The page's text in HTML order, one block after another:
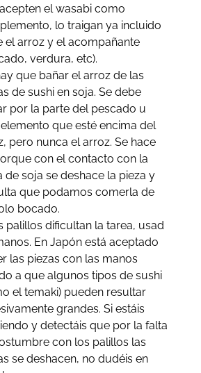
el wasabi como
lo traigan ya incluido
el arroz y el acompañante
verdura, etc).
que bañar el arroz de las
de sushi en soja. Se debe
por la parte del pescado u
que esté encima del
pero nunca el arroz. Se hace
con el contacto con la
de soja se deshace la pieza y
que podamos comerla de
bocado.
palillos dificultan la tarea, usad
En Japón está aceptado
las piezas con las manos
a que algunos tipos de sushi
el temaki) pueden resultar
grandes. Si estáis
y detectáis que por la falta
con los palillos las
se deshacen, no dudéis en